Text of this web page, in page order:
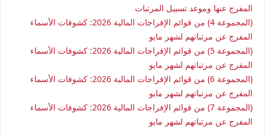
المفرج عنها وموعد تسييل المرتبات
(المجموعة 4) من قوائم الإفراجات المالية 2026: كشوفات الأسماء
المفرج عن مرتباتهم لشهر مايو
(المجموعة 5) من قوائم الإفراجات المالية 2026: كشوفات الأسماء
المفرج عن مرتباتهم لشهر مايو
(المجموعة 6) من قوائم الإفراجات المالية 2026: كشوفات الأسماء
المفرج عن مرتباتهم لشهر مايو
(المجموعة 7) من قوائم الإفراجات المالية 2026: كشوفات الأسماء
المفرج عن مرتباتهم لشهر مايو